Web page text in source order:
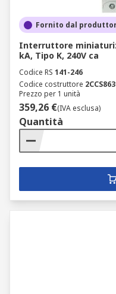
Fornito dal
Interruttore
kA, Tipo K, 240V ca
Codice RS 141-246
Codice costruttore
Prezzo per 1 unità
359,26 €(IVA esclusa)
Quantità